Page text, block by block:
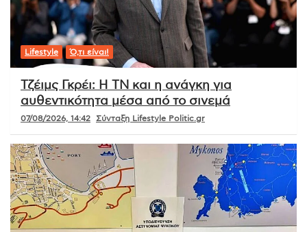
Lifestyle Ό,τι είναι!
Τζέιμς Γκρέι: Η ΤΝ και η ανάγκη για
αυθεντικότητα μέσα από το σινεμά
07/08/2026, 14:42 Σύνταξη Lifestyle Politic.gr